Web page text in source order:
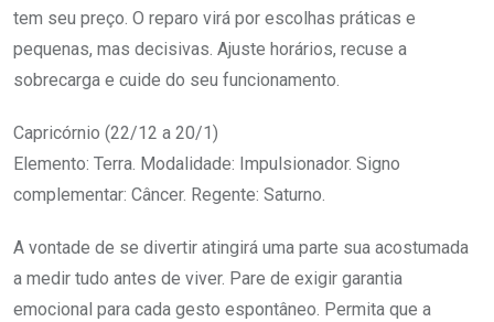
tem seu preço. O reparo virá por escolhas práticas e
pequenas, mas decisivas. Ajuste horários, recuse a
sobrecarga e cuide do seu funcionamento.
Capricórnio (22/12 a 20/1)
Elemento: Terra. Modalidade: Impulsionador. Signo
complementar: Câncer. Regente: Saturno.
A vontade de se divertir atingirá uma parte sua acostumada
a medir tudo antes de viver. Pare de exigir garantia
emocional para cada gesto espontâneo. Permita que a